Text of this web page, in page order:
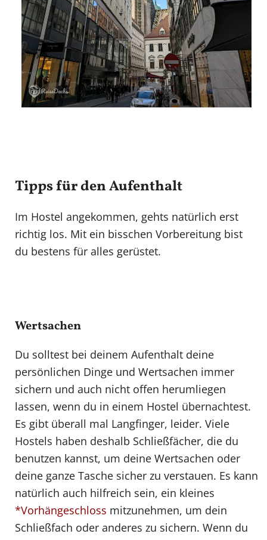
Tipps für den Aufenthalt
Im Hostel angekommen, gehts natürlich erst
richtig los. Mit ein bisschen Vorbereitung bist
du bestens für alles gerüstet.
Wertsachen
Du solltest bei deinem Aufenthalt deine
persönlichen Dinge und Wertsachen immer
sichern und auch nicht offen herumliegen
lassen, wenn du in einem Hostel übernachtest.
Es gibt überall mal Langfinger, leider. Viele
Hostels haben deshalb Schließfächer, die du
benutzen kannst, um deine Wertsachen oder
deine ganze Tasche sicher zu verstauen. Es kann
natürlich auch hilfreich sein, ein kleines
*Vorhängeschloss mitzunehmen, um dein
Schließfach oder anderes zu sichern. Wenn du